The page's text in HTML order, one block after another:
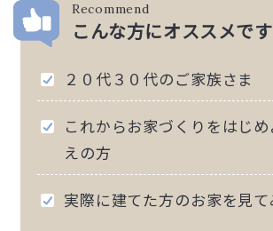
Recommend
こんな方にオススメです
２０代３０代のご家族さま
これからお家づくりをはじ
えの方
実際に建てた方のお家を見